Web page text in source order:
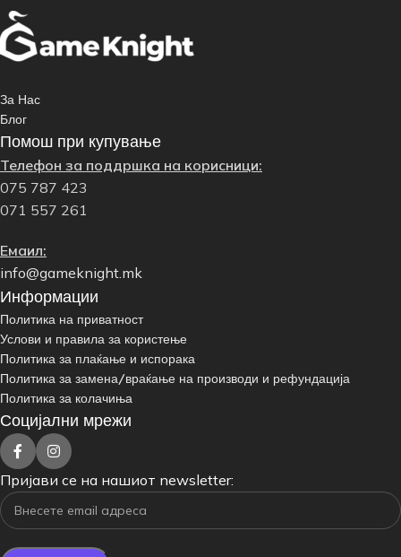
За Нас
Блог
Помош при купување
Телефон за поддршка на корисници:
075 787 423
071 557 261
Емаил:
info@gameknight.mk
Информации
Политика на приватност
Услови и правила за користење
Политика за плаќање и испорака
Политика за замена/враќање на производи и рефундација
Политика за колачиња
Социјални мрежи
Пријави се на нашиот newsletter: